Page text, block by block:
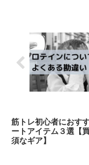
筋トレ初心者におす
ートアイテム３選【
須なギア】